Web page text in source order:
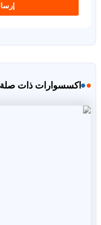
اكسسوارات ذات صلة